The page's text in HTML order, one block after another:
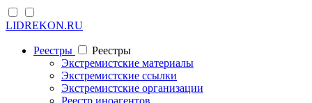
LIDREKON.RU
Реестры
Реестры
Экстремистские материалы
Экстремистские ссылки
Экстремистские организации
Реестр иноагентов